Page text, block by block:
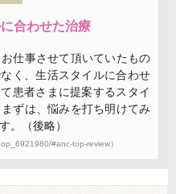
合わせた治療
仕事させて頂いていたもの
く、生活スタイルに合わせ
患者さまに提案するスタイ
ずは、悩みを打ち明けてみ
。（後略）
#anc-top-review）